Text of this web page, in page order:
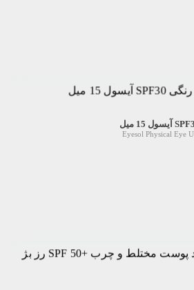
Eyesol Physical Eye